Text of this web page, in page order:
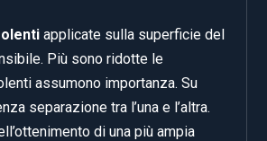
applicate sulla superficie del
Più sono ridotte le
assumono importanza. Su
separazione tra l’una e l’altra.
di una più ampia